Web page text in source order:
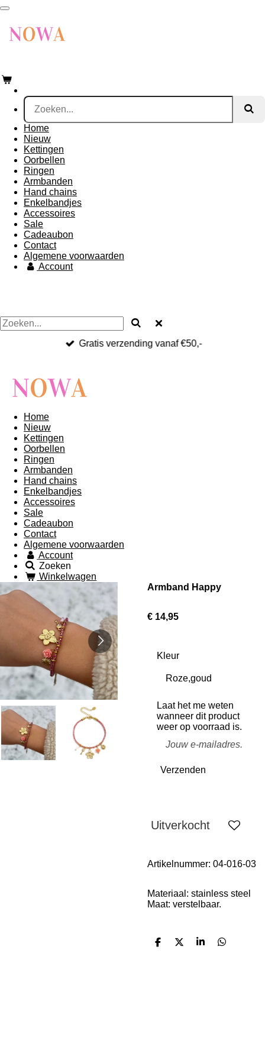
Ga
naar
de
Home
Nieuw
Kettingen
Oorbellen
Ringen
Armbanden
Hand chains
Enkelbandjes
Accessoires
Sale
Cadeaubon
Contact
Algemene voorwaarden
Account
Gratis verzending vanaf €50,-
Home
Nieuw
Kettingen
Oorbellen
Ringen
Armbanden
Hand chains
Enkelbandjes
Accessoires
Sale
Cadeaubon
Contact
Algemene voorwaarden
Account
Zoeken
Winkelwagen
Armband Happy
€ 14,95
Kleur
Laat het me weten
wanneer dit product
weer op voorraad is.
Verzenden
Uitverkocht
Artikelnummer: 04-016-03
Materiaal: stainless steel
Maat: verstelbaar.
D
D
S
D